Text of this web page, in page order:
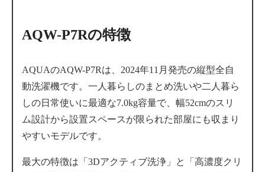
AQW-P7Rの特徴
AQUAのAQW-P7Rは、2024年11月発売の縦型全自
動洗濯機です。一人暮らしのまとめ洗いや二人暮ら
しの日常使いに最適な7.0kg容量で、幅52cmのスリ
ム設計から設置スペースが限られた部屋にも収まり
やすいモデルです。
最大の特徴は「3Dアクティブ洗浄」と「高濃度クリ